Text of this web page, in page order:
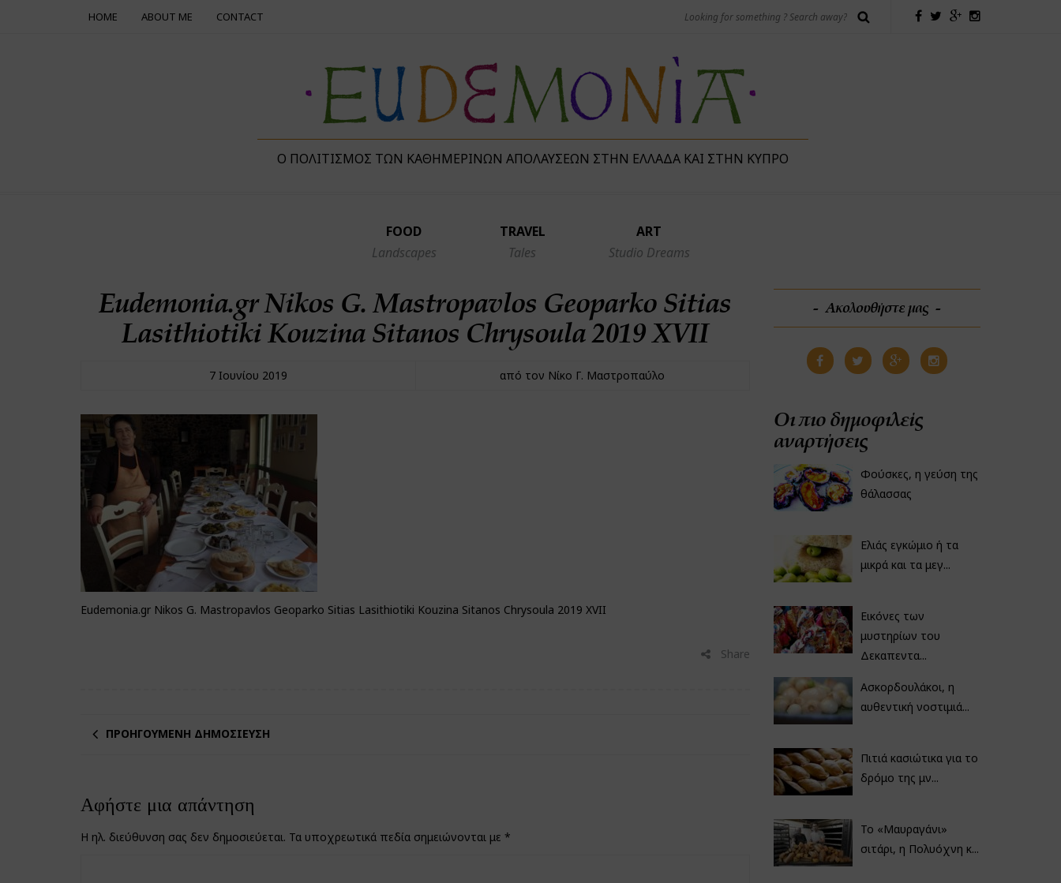
HOME ABOUT ME CONTACT
Ο ΠΟΛΙΤΙΣΜΌΣ ΤΩΝ ΚΑΘΗΜΕΡΙΝΏΝ ΑΠΟΛΑΎΣΕΩΝ ΣΤΗΝ ΕΛΛΆΔΑ ΚΑΙ ΣΤΗΝ ΚΎΠΡΟ
FOOD
Landscapes
TRAVEL
Tales
ART
Studio Dreams
Eudemonia.gr Nikos G. Mastropavlos Geoparko Sitias
Lasithiotiki Kouzina Sitanos Chrysoula 2019 XVII
7 Ιουνίου 2019 από τον Νίκο Γ. Μαστροπαύλο
Eudemonia.gr Nikos G. Mastropavlos Geoparko Sitias Lasithiotiki Kouzina Sitanos Chrysoula 2019 XVII
Share
ΠΡΟΗΓΟΎΜΕΝΗ ΔΗΜΟΣΊΕΥΣΗ
Αφήστε μια απάντηση
Η ηλ. διεύθυνση σας δεν δημοσιεύεται. Τα υποχρεωτικά πεδία σημειώνονται με *
Ακολουθήστε μας
Οι πιο δημοφιλείς
αναρτήσεις
Φούσκες, η γεύση της
θάλασσας
Ελιάς εγκώμιο ή τα
μικρά και τα μεγ...
Εικόνες των
μυστηρίων του
Δεκαπεντα...
Ασκορδουλάκοι, η
αυθεντική νοστιμιά...
Πιτιά κασιώτικα για το
δρόμο της μν...
Το «Μαυραγάνι»
σιτάρι, η Πολυόχνη κ...